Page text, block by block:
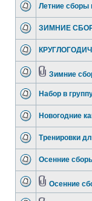
Летние сборы
ЗИМНИЕ
Зимние
Набор в
Новогодние
Тренировки
Осенние
Осенние